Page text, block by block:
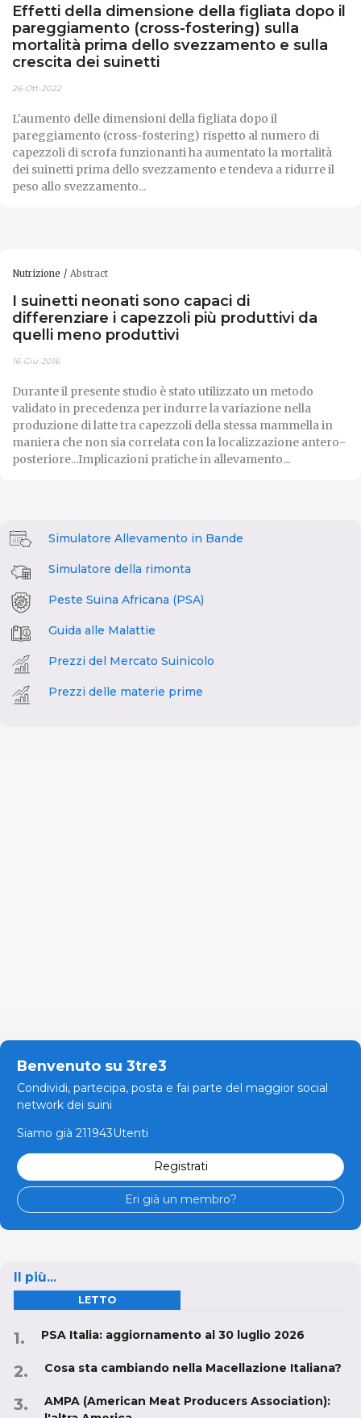
Effetti della dimensione della figliata dopo il
pareggiamento (cross-fostering) sulla
mortalità prima dello svezzamento e sulla
crescita dei suinetti
26-Ott-2022
L'aumento delle dimensioni della figliata dopo il
pareggiamento (cross-fostering) rispetto al numero di
capezzoli di scrofa funzionanti ha aumentato la mortalità
dei suinetti prima dello svezzamento e tendeva a ridurre il
peso allo svezzamento...
Nutrizione Abstract
I suinetti neonati sono capaci di
differenziare i capezzoli più produttivi da
quelli meno produttivi
16-Giu-2016
Durante il presente studio è stato utilizzato un metodo
validato in precedenza per indurre la variazione nella
produzione di latte tra capezzoli della stessa mammella in
maniera che non sia correlata con la localizzazione antero-
posteriore...Implicazioni pratiche in allevamento...
Simulatore Allevamento in Bande
Simulatore della rimonta
Peste Suina Africana (PSA)
Guida alle Malattie
Prezzi del Mercato Suinicolo
Prezzi delle materie prime
Benvenuto su 3tre3
Condividi, partecipa, posta e fai parte del maggior social
network dei suini
Siamo già 211943Utenti
Registrati
Eri già un membro?
Il più...
LETTO
PSA Italia: aggiornamento al 30 luglio 2026
Cosa sta cambiando nella Macellazione Italiana?
AMPA (American Meat Producers Association):